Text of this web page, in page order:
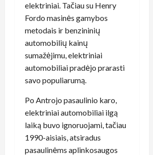
elektriniai. Tačiau su Henry
Fordo masinės gamybos
metodais ir benzininių
automobilių kainų
sumažėjimu, elektriniai
automobiliai pradėjo prarasti
savo populiarumą.
Po Antrojo pasaulinio karo,
elektriniai automobiliai ilgą
laiką buvo ignoruojami, tačiau
1990-aisiais, atsiradus
pasaulinėms aplinkosaugos